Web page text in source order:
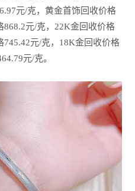
元/克，黄金首饰回收价格
868.2元/克，22K金回收价格
745.42元/克，18K金回收价格
元/克。